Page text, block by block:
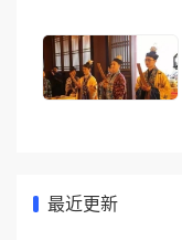
最近更新